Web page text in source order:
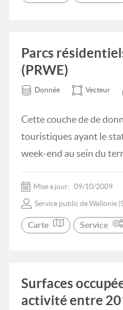
Parcs
(PRWE)
Donnée Vecteur
Cette couche de de
touristiques ayant le
week-end au sein du
Mise à jour: 09/10/2009
Service public de Wallonie
Carte Service
Surfaces
activité entre